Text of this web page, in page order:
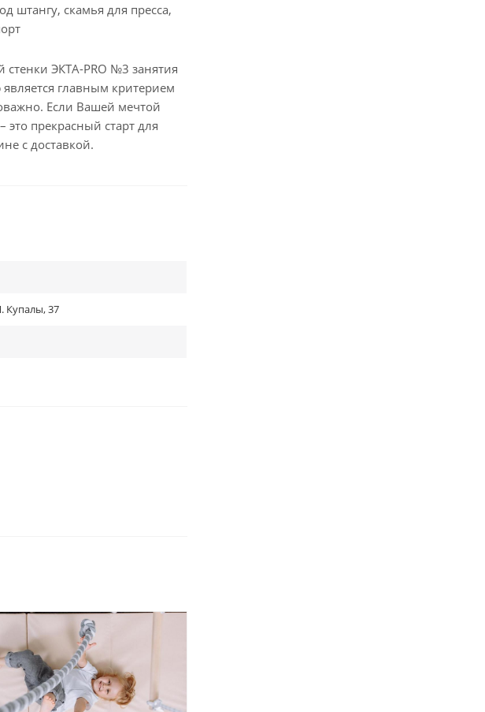
штангу, скамья для пресса,
ЭКТА-PRO №3 занятия
главным критерием
Если Вашей мечтой
прекрасный старт для
с доставкой.
Купалы, 37